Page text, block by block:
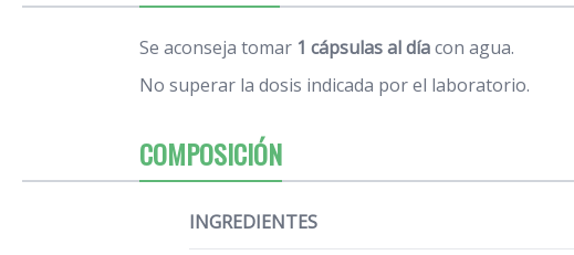
Se aconseja tomar 1 cápsulas al díacon agua.
No superar la dosis indicada por el laboratorio.
COMPOSICIÓN
INGREDIENTES